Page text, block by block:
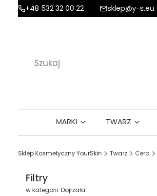
+48 532 32 00 22 sklep@y-s.eu
MARKI TWARZ
Sklep Kosmetyczny YourSkin Twarz Cera
Filtry
w kategorii: Dojrzała